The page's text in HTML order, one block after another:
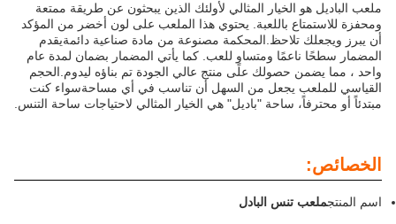
ملعب الباديل هو الخيار المثالي لأولئك الذين يبحثون عن طريقة ممتعة
ومحفزة للاستمتاع باللعبة. يحتوي هذا الملعب على لون أخضر من المؤكد
أن يبرز ويجعلك تلاحظ.المحكمة مصنوعة من مادة صناعية دائمةيقدم
المضمار سطحًا ناعمًا ومتساوٍ للعب. كما يأتي المضمار بضمان لمدة عام
واحد ، مما يضمن حصولك على منتج عالي الجودة تم بناؤه ليدوم.الحجم
القياسي للملعب يجعل من السهل أن تناسب في أي مساحةسواء كنت
مبتدئاً أو محترفاً، ساحة "باديل" هي الخيار المثالي لاحتياجات ساحة التنس.
الخصائص:
اسم المنتجملعب تنس البادل